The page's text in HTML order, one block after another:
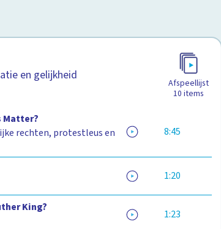
en gelijkheid
Afspeellijst
10 items
Matter?
rechten, protestleus en
8:45
1:20
King?
1:23